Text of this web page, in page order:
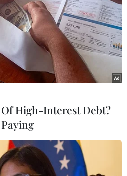
19 Phạm Quang
nòi'
giải tỏa cơn khát "vàng"
Việt Nam, là con của 2
Xạ thủ Phạm Cao Sơn và Xạ
High-Interest Debt?